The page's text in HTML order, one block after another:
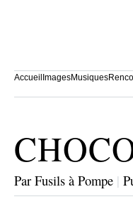
Accueil ImagesMusiques
Par Fusils à Pompe |